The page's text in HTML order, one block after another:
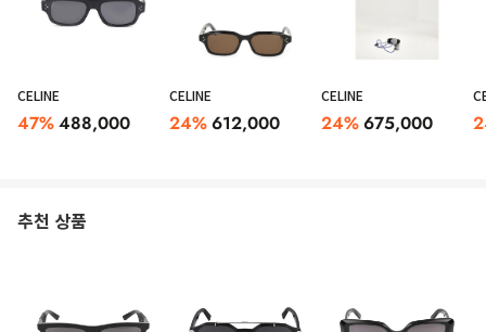
CELINE
47%488,000
CELINE
24%612,000
CELINE
24%675,000
추천 상품